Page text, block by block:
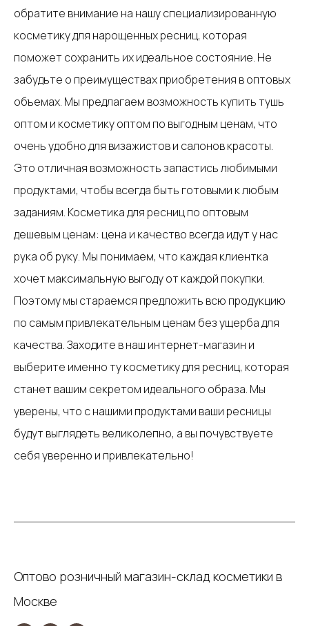
обратите внимание на нашу специализированную
косметику для нарощенных ресниц, которая
поможет сохранить их идеальное состояние. Не
забудьте о преимуществах приобретения в оптовых
объемах. Мы предлагаем возможность купить тушь
оптом и косметику оптом по выгодным ценам, что
очень удобно для визажистов и салонов красоты.
Это отличная возможность запастись любимыми
продуктами, чтобы всегда быть готовыми к любым
заданиям. Косметика для ресниц по оптовым
дешевым ценам: цена и качество всегда идут у нас
рука об руку. Мы понимаем, что каждая клиентка
хочет максимальную выгоду от каждой покупки.
Поэтому мы стараемся предложить всю продукцию
по самым привлекательным ценам без ущерба для
качества. Заходите в наш интернет-магазин и
выберите именно ту косметику для ресниц, которая
станет вашим секретом идеального образа. Мы
уверены, что с нашими продуктами ваши ресницы
будут выглядеть великолепно, а вы почувствуете
себя уверенно и привлекательно!
Оптово розничный магазин-склад косметики в
Москве